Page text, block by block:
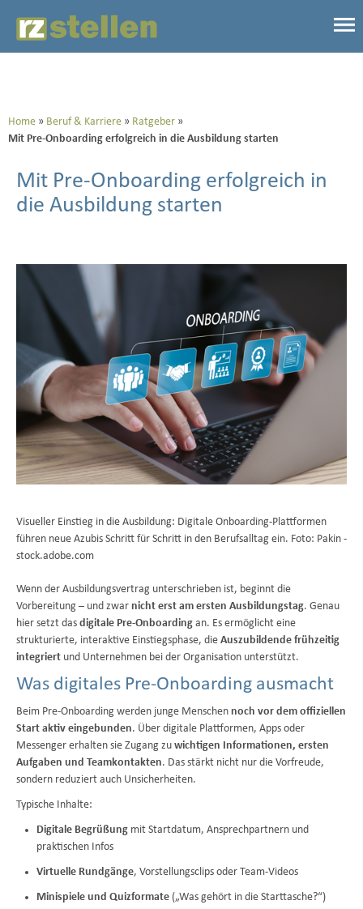
Home Beruf & Karriere
Ratgeber
Mit Pre-Onboarding erfolgreich in die Ausbildung starten
Mit Pre-Onboarding erfolgreich in
die Ausbildung starten
Visueller Einstieg in die Ausbildung: Digitale Onboarding-Plattformen
führen neue Azubis Schritt für Schritt in den Berufsalltag ein. Foto: Pakin -
stock.adobe.com
Wenn der Ausbildungsvertrag unterschrieben ist, beginnt die
Vorbereitung – und zwar nicht erst am ersten Ausbildungstag. Genau
hier setzt das digitale Pre-Onboarding an. Es ermöglicht eine
strukturierte, interaktive Einstiegsphase, die Auszubildende frühzeitig
integriert und Unternehmen bei der Organisation unterstützt.
Was digitales Pre-Onboarding ausmacht
Beim Pre-Onboarding werden junge Menschen noch vor dem offiziellen
Start aktiv eingebunden. Über digitale Plattformen, Apps oder
Messenger erhalten sie Zugang zu wichtigen Informationen, ersten
Aufgaben und Teamkontakten. Das stärkt nicht nur die Vorfreude,
sondern reduziert auch Unsicherheiten.
Typische Inhalte:
Digitale Begrüßung mit Startdatum, Ansprechpartnern und
praktischen Infos
Virtuelle Rundgänge, Vorstellungsclips oder Team-Videos
Minispiele und Quizformate („Was gehört in die Starttasche?“)